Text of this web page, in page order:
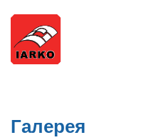
Галерея